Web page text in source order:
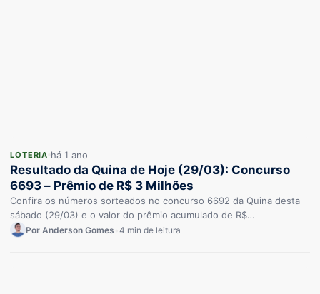
LOTERIA há 1 ano
Resultado da Quina de Hoje (29/03): Concurso
6693 – Prêmio de R$ 3 Milhões
Confira os números sorteados no concurso 6692 da Quina desta
sábado (29/03) e o valor do prêmio acumulado de R$…
Por Anderson Gomes 4 min de leitura